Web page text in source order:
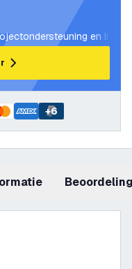
en
+6